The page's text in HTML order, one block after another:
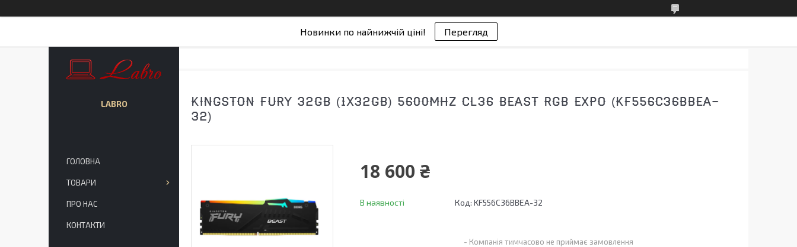
Новинки по найнижчій ціні! Перегляд
KINGSTON FURY 32GB (1X32GB) 5600MHZ CL36 BEAST RGB EXPO (KF556C36BBEA-
32)
18 600 ₴
В наявності Код: KF556C36BBEA-32
Компанія тимчасово не приймає замовлення
LABRO
ГОЛОВНА
ТОВАРИ
ПРО НАС
КОНТАКТИ